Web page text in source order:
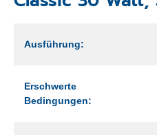
Ausführung:
Erschwerte
Bedingungen: